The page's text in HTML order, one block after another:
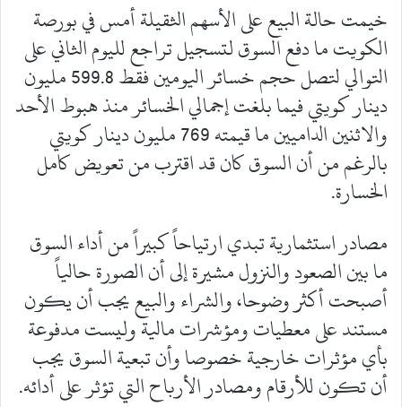
خيمت حالة البيع على الأسهم الثقيلة أمس في بورصة
الكويت ما دفع السوق لتسجيل تراجع لليوم الثاني على
التوالي لتصل حجم خسائر اليومين فقط 599.8 مليون
دينار كويتي فيما بلغت إجمالي الخسائر منذ هبوط الأحد
والاثنين الداميين ما قيمته 769 مليون دينار كويتي
بالرغم من أن السوق كان قد اقترب من تعويض كامل
الخسارة.
مصادر استثمارية تبدي ارتياحاً كبيراً من أداء السوق
ما بين الصعود والنزول مشيرة إلى أن الصورة حالياً
أصبحت أكثر وضوحا، والشراء والبيع يجب أن يكون
مستند على معطيات ومؤشرات مالية وليست مدفوعة
بأي مؤثرات خارجية خصوصا وأن تبعية السوق يجب
أن تكون للأرقام ومصادر الأرباح التي تؤثر على أدائه.